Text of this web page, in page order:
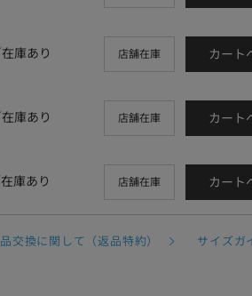
在庫あり 店舗在庫 カート
在庫あり 店舗在庫 カート
在庫あり 店舗在庫 カート
交換に関して（返品特約）
サイズガ